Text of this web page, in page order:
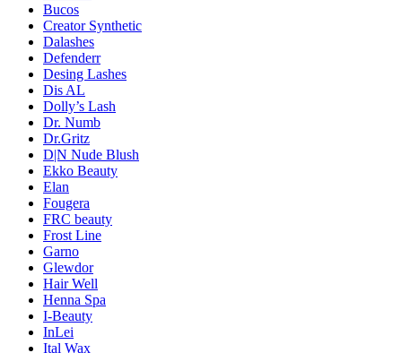
Bucos
Creator Synthetic
Dalashes
Defenderr
Desing Lashes
Dis AL
Dolly’s Lash
Dr. Numb
Dr.Gritz
D|N Nude Blush
Ekko Beauty
Elan
Fougera
FRC beauty
Frost Line
Garno
Glewdor
Hair Well
Henna Spa
I-Beauty
InLei
Ital Wax